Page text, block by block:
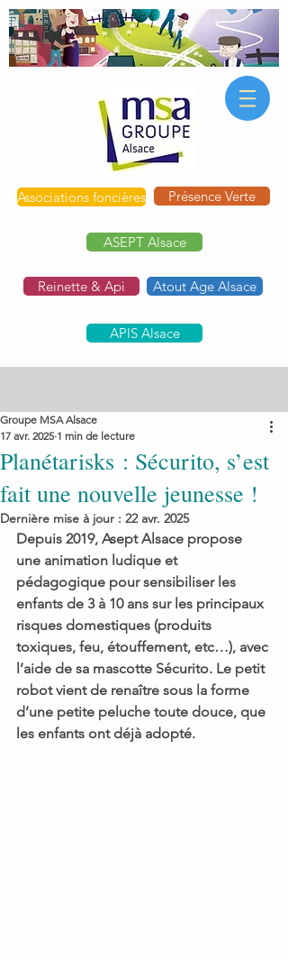
Associations foncières Présence Verte
ASEPT Alsace
Reinette & Api Atout Age Alsace
APIS Alsace
Planétarisks : Sécurito, s’est
fait une nouvelle jeunesse !
Groupe MSA Alsace
17 avr. 2025 1 min de lecture
Dernière mise à jour : 22 avr. 2025
Depuis 2019, Asept Alsace propose
une animation ludique et
pédagogique pour sensibiliser les
enfants de 3 à 10 ans sur les principaux
risques domestiques (produits
toxiques, feu, étouffement, etc…), avec
l’aide de sa mascotte Sécurito. Le petit
robot vient de renaître sous la forme
d’une petite peluche toute douce, que
les enfants ont déjà adopté.